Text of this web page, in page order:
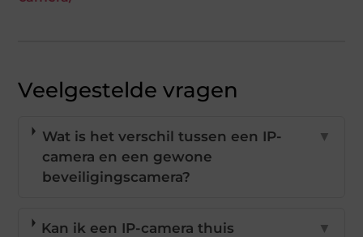
Veelgestelde vragen
Wat is het verschil tussen een IP-
camera en een gewone
beveiligingscamera?
▼
Kan ik een IP-camera thuis
▼